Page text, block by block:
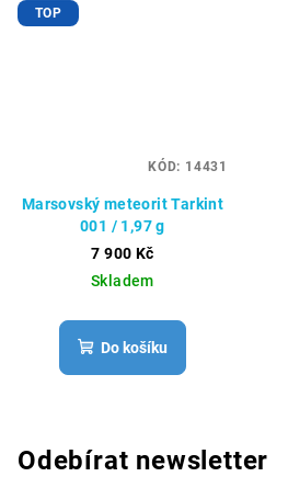
TOP
Marsovský meteorit Tarkint
001 / 1,97 g
7 900 Kč
Skladem
Do košíku
KÓD: 14431
Odebírat newsletter